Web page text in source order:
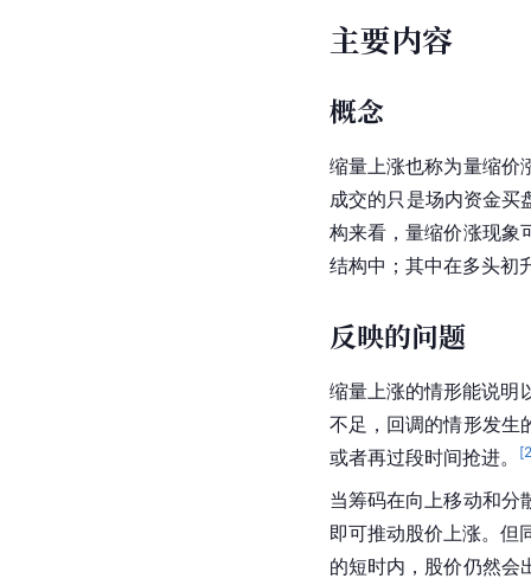
主要内容
概念
缩量上涨也称为量缩价
成交的只是场内资金买
构来看，量缩价涨现象
结构中；其中在多头初
反映的问题
缩量上涨的情形能说明
不足，回调的情形发生
或者再过段时间抢进。
[
当筹码在向上移动和分
即可推动股价上涨。但
的短时内，股价仍然会